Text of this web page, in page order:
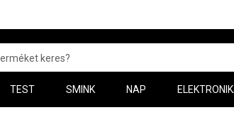
TEST SMINK NAP